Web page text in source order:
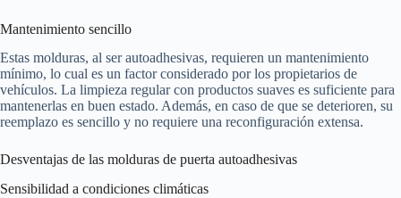
Mantenimiento sencillo
Estas molduras, al ser autoadhesivas, requieren un mantenimiento
mínimo, lo cual es un factor considerado por los propietarios de
vehículos. La limpieza regular con productos suaves es suficiente para
mantenerlas en buen estado. Además, en caso de que se deterioren, su
reemplazo es sencillo y no requiere una reconfiguración extensa.
Desventajas de las molduras de puerta autoadhesivas
Sensibilidad a condiciones climáticas